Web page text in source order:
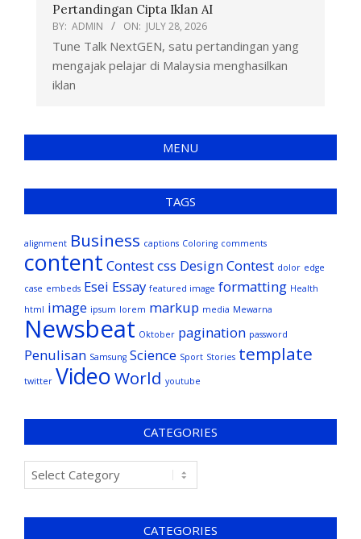
Pertandingan Cipta Iklan AI
BY: ADMIN ON: JULY 28, 2026
Tune Talk NextGEN, satu pertandingan yang
mengajak pelajar di Malaysia menghasilkan
iklan
MENU
TAGS
alignment Business captions Coloring comments
content Contestcss Design Contest dolor edge
case embeds Esei Essay featured image formatting Health
html image ipsum lorem markup media Mewarna
Newsbeat Oktober pagination password
Penulisan Samsung Science Sport Stories template
twitter VideoWorld youtube
CATEGORIES
CATEGORIES